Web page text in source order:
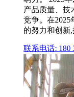
产品质量、技
竞争。在
的努力和创新
联系电话: 180